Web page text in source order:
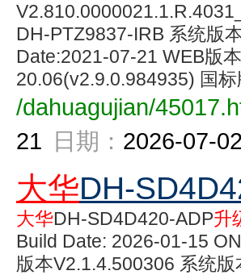
DH-PTZ9837-IRB 系统版
Date:2021-07-21 WEB版
20.06(v2.9.0.984935) 国
/dahuagujian/
21 日期： 2026-07-02
大华DH-
大华DH-SD4D420-ADP升
Build Date: 2026-01-15
版本V2.1.4.500306 系统